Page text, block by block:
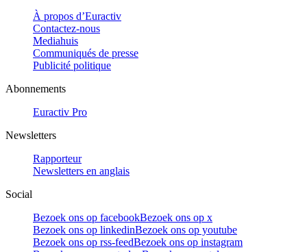
À propos d’Euractiv
Contactez-nous
Mediahuis
Communiqués de presse
Publicité politique
Abonnements
Euractiv Pro
Newsletters
Rapporteur
Newsletters en anglais
Social
Bezoek ons op facebookBezoek ons op x
Bezoek ons op linkedinBezoek ons op youtube
Bezoek ons op rss-feedBezoek ons op instagram